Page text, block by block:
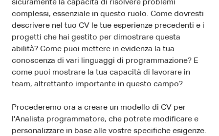
sicuramente la capacità di risolvere problemi
complessi, essenziale in questo ruolo. Come dovresti
descrivere nel tuo CV le tue esperienze precedenti e i
progetti che hai gestito per dimostrare questa
abilità? Come puoi mettere in evidenza la tua
conoscenza di vari linguaggi di programmazione? E
come puoi mostrare la tua capacità di lavorare in
team, altrettanto importante in questo campo?
Procederemo ora a creare un modello di CV per
l'Analista programmatore, che potrete modificare e
personalizzare in base alle vostre specifiche esigenze.